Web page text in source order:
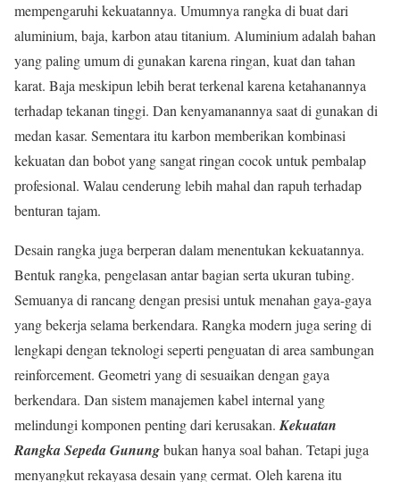
mempengaruhi kekuatannya. Umumnya rangka di buat dari
aluminium, baja, karbon atau titanium. Aluminium adalah bahan
yang paling umum di gunakan karena ringan, kuat dan tahan
karat. Baja meskipun lebih berat terkenal karena ketahanannya
terhadap tekanan tinggi. Dan kenyamanannya saat di gunakan di
medan kasar. Sementara itu karbon memberikan kombinasi
kekuatan dan bobot yang sangat ringan cocok untuk pembalap
profesional. Walau cenderung lebih mahal dan rapuh terhadap
benturan tajam.
Desain rangka juga berperan dalam menentukan kekuatannya.
Bentuk rangka, pengelasan antar bagian serta ukuran tubing.
Semuanya di rancang dengan presisi untuk menahan gaya-gaya
yang bekerja selama berkendara. Rangka modern juga sering di
lengkapi dengan teknologi seperti penguatan di area sambungan
reinforcement. Geometri yang di sesuaikan dengan gaya
berkendara. Dan sistem manajemen kabel internal yang
melindungi komponen penting dari kerusakan.Kekuatan
Rangka Sepeda Gunungbukan hanya soal bahan. Tetapi juga
menyangkut rekayasa desain yang cermat. Oleh karena itu